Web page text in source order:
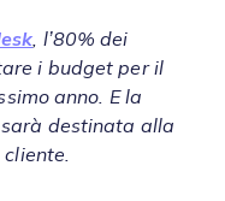
, l’80% dei
i budget per il
anno. E la
destinata alla